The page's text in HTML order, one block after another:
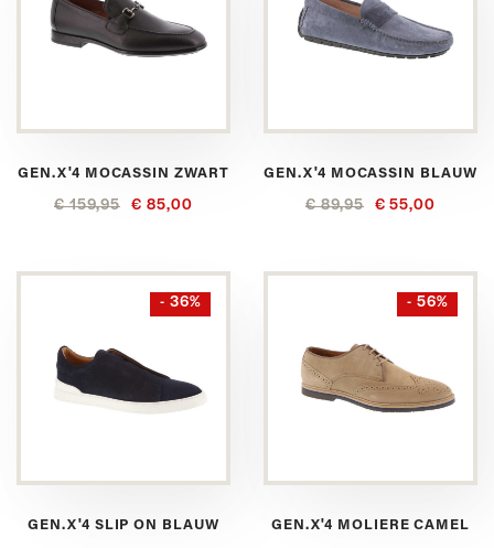
GEN.X'4 MOCASSIN ZWART
€ 159,95 € 85,00
GEN.X'4 MOCASSIN BLAUW
€ 89,95 € 55,00
- 36%
GEN.X'4 SLIP ON BLAUW
- 56%
GEN.X'4 MOLIERE CAMEL